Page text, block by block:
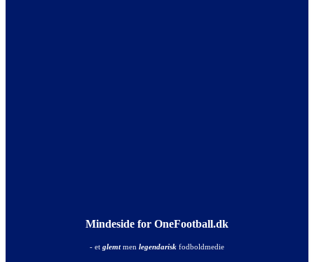
Mindeside for OneFootball.dk
- et glemtmen legendarisk fodboldmedie